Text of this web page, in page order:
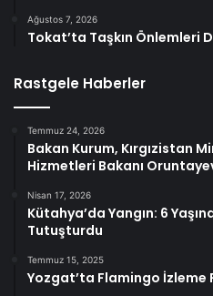
Ağustos 7, 2026
Tokat’ta Taşkın Önlemleri
Rastgele Haberler
Temmuz 24, 2026
Bakan Kurum, Kırgızistan
Hizmetleri Bakanı
Nisan 17, 2026
Kütahya’da Yangın: 6
Tutuşturdu
Temmuz 15, 2025
Yozgat’ta Flamingo İzleme